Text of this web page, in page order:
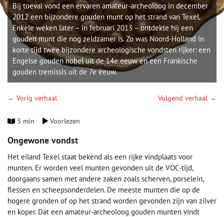
Bij toeval vond een ervaren amateur-archeoloog in december
2012 een bijzondere gouden munt op het strand van Texel.
Enkele weken later – in februari 2013 – ontdekte hij een
gouden munt die nog zeldzamer is. Zo was Noord-Holland in
korte tijd twee bijzondere archeologische vondsten rijker: een
Engelse gouden nobel uit de 14e eeuw en een Frankische
gouden tremissis uit de 7e eeuw.
← Vorig verhaal Volgend verhaal →
3 min Voorlezen
Ongewone vondst
Het eiland Texel staat bekend als een rijke vindplaats voor
munten. Er worden veel munten gevonden uit de VOC-tijd,
doorgaans samen met andere zaken zoals scherven, porselein,
flessen en scheepsonderdelen. De meeste munten die op de
hogere gronden of op het strand worden gevonden zijn van zilver
en koper. Dat een amateur-archeoloog gouden munten vindt